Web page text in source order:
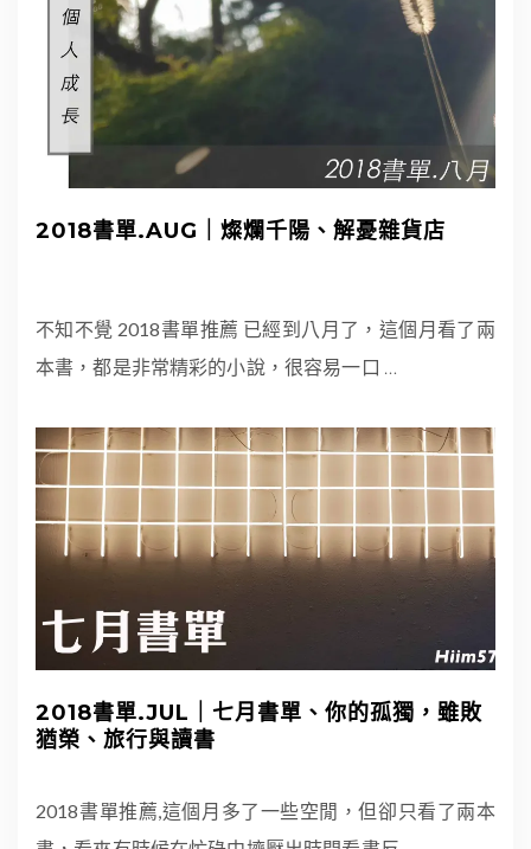
2018書單.AUG｜燦爛千陽、解憂雜貨店
不知不覺 2018書單推薦 已經到八月了，這個月看了兩
本書，都是非常精彩的小說，很容易一口 …
2018書單.JUL｜七月書單、你的孤獨，雖敗
猶榮、旅行與讀書
2018書單推薦,這個月多了一些空閒，但卻只看了兩本